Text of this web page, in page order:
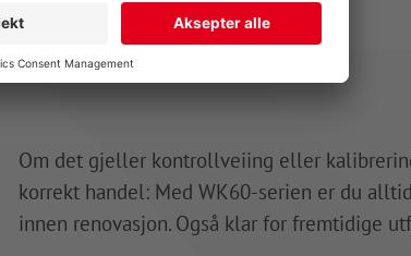
Om det gjeller kontrollveiing eller
korrekt handel: Med WK60-serien er du
innen renovasjon. Også klar for fremtidige